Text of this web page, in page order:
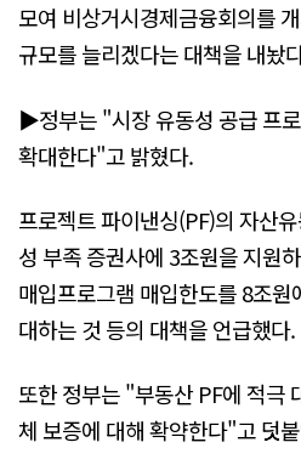
모여 비상거시경제금융회의를
규모를 늘리겠다는 대책을 내놨
▶정부는 "시장 유동성 공급 프
확대한다"고 밝혔다.
프로젝트 파이낸싱(PF)의 자산
성 부족 증권사에 3조원을 지원
매입프로그램 매입한도를 8조
대하는 것 등의 대책을 언급했다.
또한 정부는 "부동산 PF에 적극
체 보증에 대해 확약한다"고 덧